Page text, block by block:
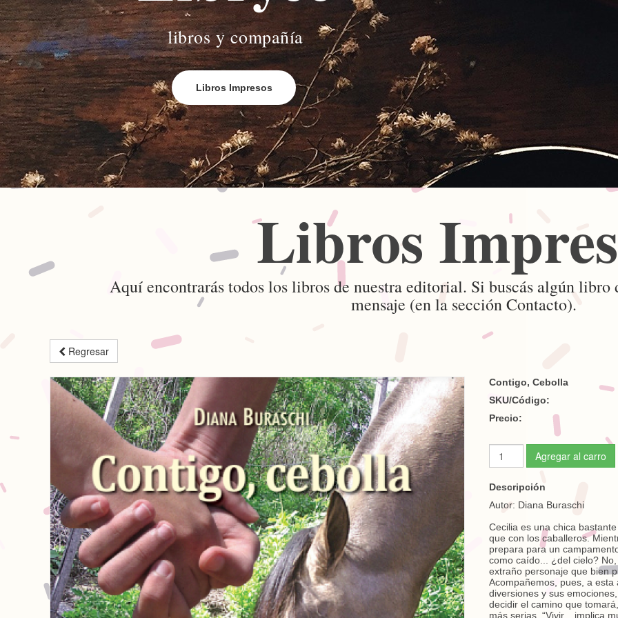
libros y compañía
Libros Impresos
Libros
Regresar
Contigo, Cebolla
SKU/Código:
Precio:
Agregar al carro
Descripción
Autor: Diana Buraschi
Cecilia es una chica
que con los caballeros.
prepara para un
como caído... ¿del cielo?
extraño personaje que bien
Acompañemos, pues, a
diversiones y sus
decidir el camino que
más serias. “Vivir... implica
Aquí encontrarás todos los libros de nuestra editorial. Si buscás algún
mensaje (en la sección Contacto).